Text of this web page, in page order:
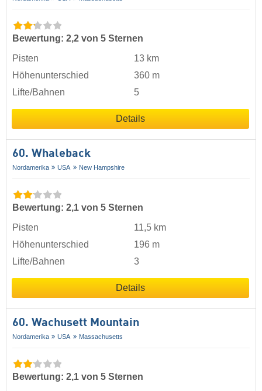
Bewertung: 2,2 von 5 Sternen
Pisten
13 km
Höhenunterschied
360 m
Lifte/Bahnen
5
Details
60. Whaleback
Nordamerika USA New Hampshire
Bewertung: 2,1 von 5 Sternen
Pisten
11,5 km
Höhenunterschied
196 m
Lifte/Bahnen
3
Details
60. Wachusett Mountain
Nordamerika USA Massachusetts
Bewertung: 2,1 von 5 Sternen